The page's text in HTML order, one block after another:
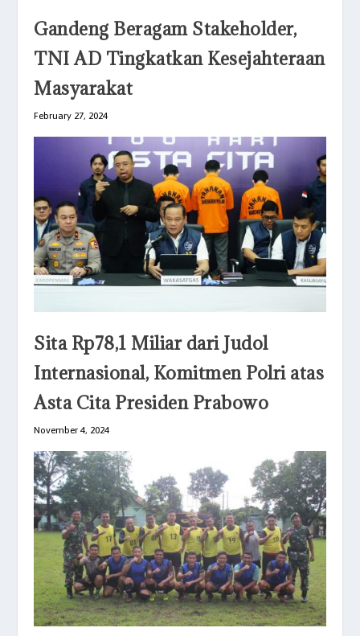
Gandeng Beragam Stakeholder,
TNI AD Tingkatkan Kesejahteraan
Masyarakat
February 27, 2024
Sita Rp78,1 Miliar dari Judol
Internasional, Komitmen Polri atas
Asta Cita Presiden Prabowo
November 4, 2024